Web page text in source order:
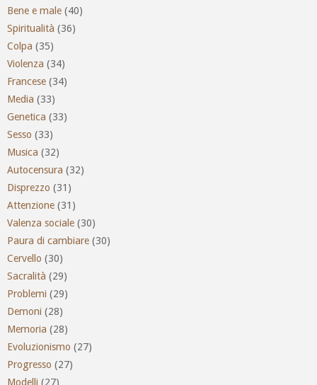
Bene e male (40)
Spiritualità (36)
Colpa (35)
Violenza (34)
Francese (34)
Media (33)
Genetica (33)
Sesso (33)
Musica (32)
Autocensura (32)
Disprezzo (31)
Attenzione (31)
Valenza sociale (30)
Paura di cambiare (30)
Cervello (30)
Sacralità (29)
Problemi (29)
Demoni (28)
Memoria (28)
Evoluzionismo (27)
Progresso (27)
Modelli (27)